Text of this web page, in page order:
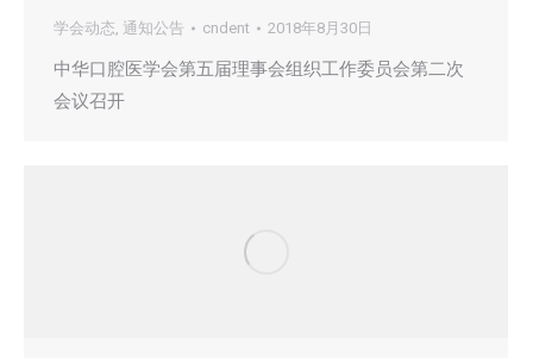
学会动态, 通知公告 cndent 2018年8月30日
中华口腔医学会第五届理事会组织工作委员会第二次
会议召开